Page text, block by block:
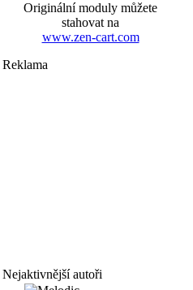
Originální moduly můžete
stahovat na
www.zen-cart.com
Reklama
Nejaktivnější autoři